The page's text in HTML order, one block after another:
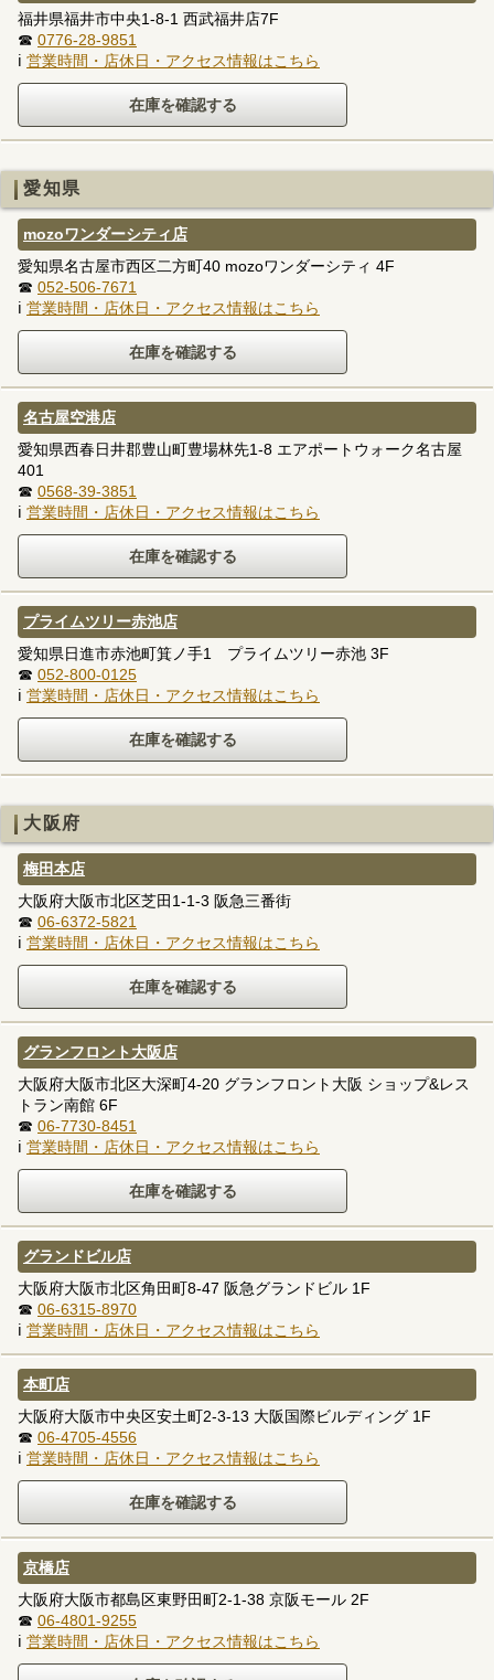
福井県福井市中央1-8-1 西武福井店7F
☎ 0776-28-9851
ℹ 営業時間・店休日・アクセス情報はこちら
愛知県
mozoワンダーシティ店
愛知県名古屋市西区二方町40 mozoワンダーシティ 4F
☎ 052-506-7671
ℹ 営業時間・店休日・アクセス情報はこちら
名古屋空港店
愛知県西春日井郡豊山町豊場林先1-8 エアポートウォーク名古屋
401
☎ 0568-39-3851
ℹ 営業時間・店休日・アクセス情報はこちら
プライムツリー赤池店
愛知県日進市赤池町箕ノ手1 プライムツリー赤池 3F
☎ 052-800-0125
ℹ 営業時間・店休日・アクセス情報はこちら
大阪府
梅田本店
大阪府大阪市北区芝田1-1-3 阪急三番街
☎ 06-6372-5821
ℹ 営業時間・店休日・アクセス情報はこちら
グランフロント大阪店
大阪府大阪市北区大深町4-20 グランフロント大阪 ショップ&レス
トラン南館 6F
☎ 06-7730-8451
ℹ 営業時間・店休日・アクセス情報はこちら
グランドビル店
大阪府大阪市北区角田町8-47 阪急グランドビル 1F
☎ 06-6315-8970
ℹ 営業時間・店休日・アクセス情報はこちら
本町店
大阪府大阪市中央区安土町2-3-13 大阪国際ビルディング 1F
☎ 06-4705-4556
ℹ 営業時間・店休日・アクセス情報はこちら
京橋店
大阪府大阪市都島区東野田町2-1-38 京阪モール 2F
☎ 06-4801-9255
ℹ 営業時間・店休日・アクセス情報はこちら